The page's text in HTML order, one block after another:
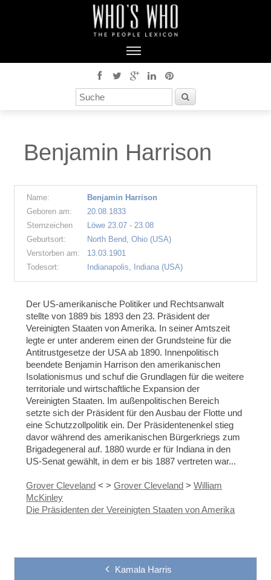
Benjamin Harrison
Name:
Benjamin Harrison
Geboren am:
20.08.1833
Sternzeichen
Löwe 23.07 - 23.08
Geburtsort:
North Bend, Ohio (USA)
Verstorben am:
13.03.1901
Todesort:
Indianapolis, Indiana (USA)
Der US-amerikanische Politiker und Rechtsanwalt
stelltevon 1889 bis 1893 den 23. Präsident der
Vereinigten Staaten von Amerika. In seiner Amtszeit
legte er unter anderem einen der Grundsteine für die
Antitrustgesetze der USA ab 1890. Innenpolitisch
beendete Benjamin Harrison den amerikanischen
Isolationismus und schuf die Grundlagen für die weitere
territoriale und wirtschaftliche Expansion der
Vereinigten Staaten. Im außenpolitischen Bereich
setzte sich der Präsident für den Ausbau der Flotte und
eine Schutzzollpolitik ein. Der Präsidentenenkel stieg
davor während des amerikanischen Bürgerkriegs zum
Brigadegeneral auf. 1880 wurde er für Indiana in den
US-Senat gewählt, in dem er bis 1887 vertreten war...
Grover Cleveland < >Grover Cleveland >William
McKinley
Die Präsidenten der Vereinigten Staaten von Amerika
Kamala Harris